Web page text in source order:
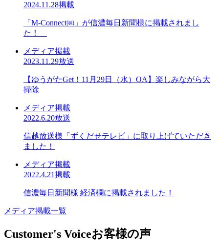
2024.11.28掲載
「M-Connect㈱」が信濃毎日新聞様に掲載されまし
た！
メディア掲載
2023.11.29放送
【ゆうがたGet！11月29日（水）OA】楽しみながら大
掃除
メディア掲載
2022.6.20放送
信越放送様「ずくだせテレビ」に取り上げていただき
ました！
メディア掲載
2022.4.21掲載
信濃毎日新聞様 経済欄に掲載されました！
メディア掲載一覧
Customer's Voiceお客様の声